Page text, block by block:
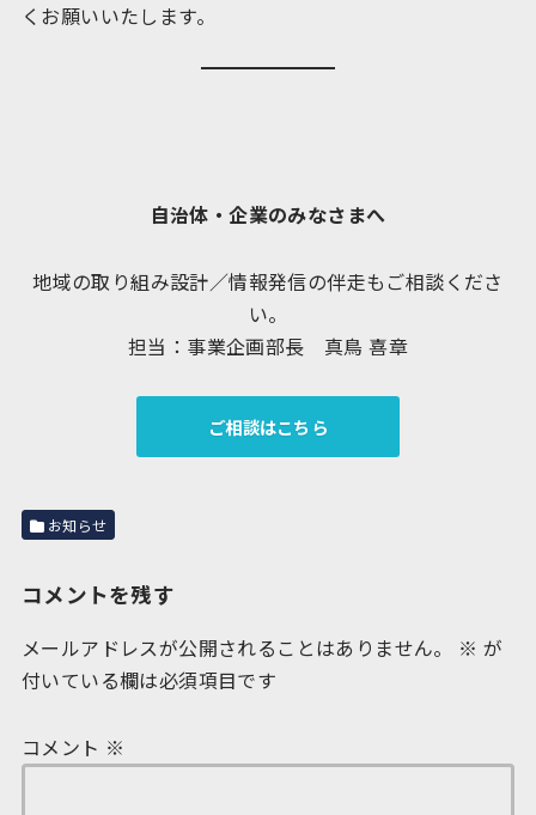
くお願いいたします。
自治体・企業のみなさまへ
地域の取り組み設計／情報発信の伴走もご相談くださ
い。
担当：事業企画部長 真鳥 喜章
ご相談はこちら
お知らせ
コメントを残す
メールアドレスが公開されることはありません。 ※ が
付いている欄は必須項目です
コメント ※